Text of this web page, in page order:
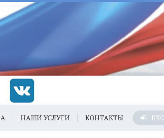
НАШИ УСЛУГИ КОНТАКТЫ